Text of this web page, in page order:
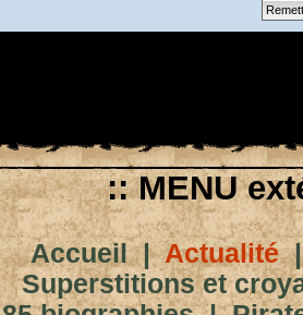
:: MENU
Accueil|Actualité
Superstitions et